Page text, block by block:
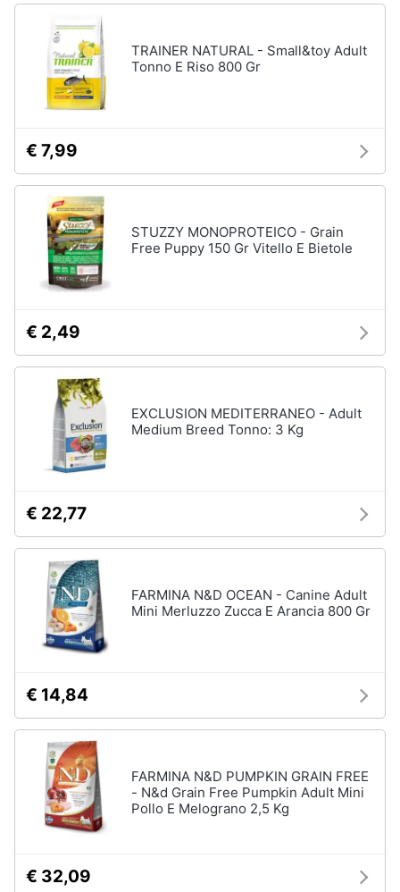
TRAINER NATURAL - Small&toy Adult
Tonno E Riso 800 Gr
€ 7,99
STUZZY MONOPROTEICO - Grain
Free Puppy 150 Gr Vitello E Bietole
€ 2,49
EXCLUSION MEDITERRANEO - Adult
Medium Breed Tonno: 3 Kg
€ 22,77
FARMINA N&D OCEAN - Canine Adult
Mini Merluzzo Zucca E Arancia 800 Gr
€ 14,84
FARMINA N&D PUMPKIN GRAIN FREE
- N&d Grain Free Pumpkin Adult Mini
Pollo E Melograno 2,5 Kg
€ 32,09